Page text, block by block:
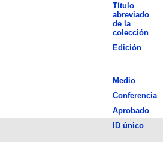
Título
abreviado
de la
colección
Edición
Medio
Conferencia
Aprobado
ID único